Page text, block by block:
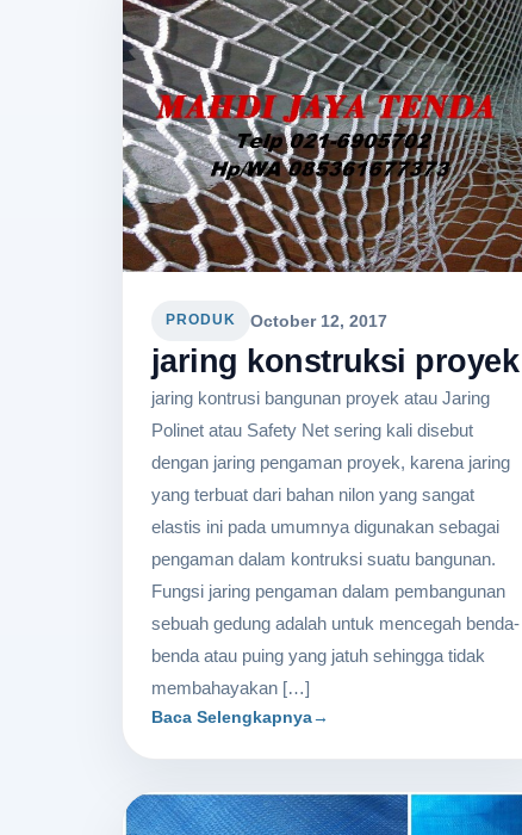
PRODUK October 12, 2017
jaring konstruksi proyek
jaring kontrusi bangunan proyek atau Jaring
Polinet atau Safety Net sering kali disebut
dengan jaring pengaman proyek, karena jaring
yang terbuat dari bahan nilon yang sangat
elastis ini pada umumnya digunakan sebagai
pengaman dalam kontruksi suatu bangunan.
Fungsi jaring pengaman dalam pembangunan
sebuah gedung adalah untuk mencegah benda-
benda atau puing yang jatuh sehingga tidak
membahayakan […]
Baca Selengkapnya→